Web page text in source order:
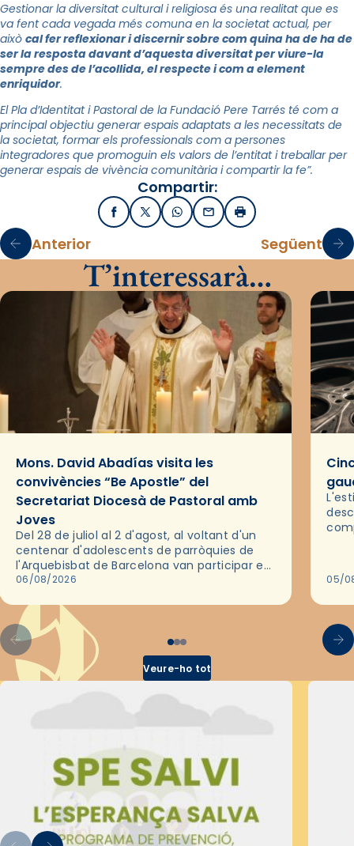
Gestionar la diversitat cultural i religiosa és una realitat que es
va fent cada vegada més comuna en la societat actual, per
això cal fer reflexionar i discernir sobre com quina ha de ha de
ser la resposta davant d’aquesta diversitat per viure-la
sempre des de l’acollida, el respecte i com a element
enriquidor.
El Pla d’Identitat i Pastoral de la Fundació Pere Tarrés té com a
principal objectiu generar espais adaptats a les necessitats de
la societat, formar els professionals com a persones
integradores que promoguin els valors de l’entitat i treballar per
generar espais de vivència comunitària i compartir la fe”.
Compartir:
FacebookX / TwitterWhatsApp
EmailImprimir
Anterior Següent
T’interessarà…
Mons. David Abadías visita les
convivències “Be Apostle” del
Secretariat Diocesà de Pastoral amb
Joves
Del 28 de juliol al 2 d'agost, al voltant d'un
centenar d'adolescents de parròquies de
l'Arquebisbat de Barcelona van participar en
les convivències Be Apostle, organitzades
06/08/2026 05/
Veure-ho tot